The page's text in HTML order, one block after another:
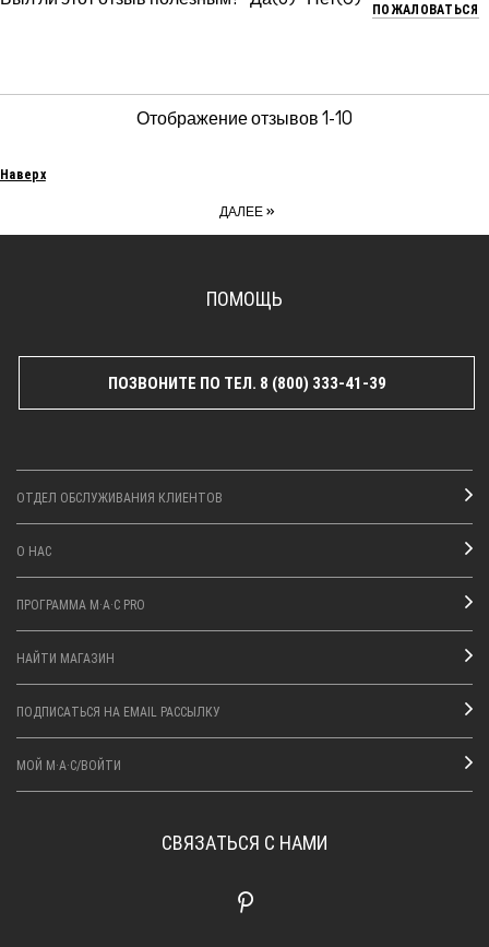
ПОЖАЛОВАТЬСЯ
Отображение отзывов 1-10
Наверх
ДАЛЕЕ »
ПОМОЩЬ
ПОЗВОНИТЕ ПО ТЕЛ. 8 (800) 333-41-39
ОТДЕЛ ОБСЛУЖИВАНИЯ КЛИЕНТОВ
О НАС
ПРОГРАММА M·A·C PRO
НАЙТИ МАГАЗИН
ПОДПИСАТЬСЯ НА EMAIL РАССЫЛКУ
МОЙ M·A·C/ВОЙТИ
СВЯЗАТЬСЯ С НАМИ